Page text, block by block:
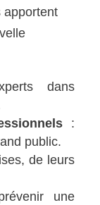
apportent
dans
:
public.
de leurs
une